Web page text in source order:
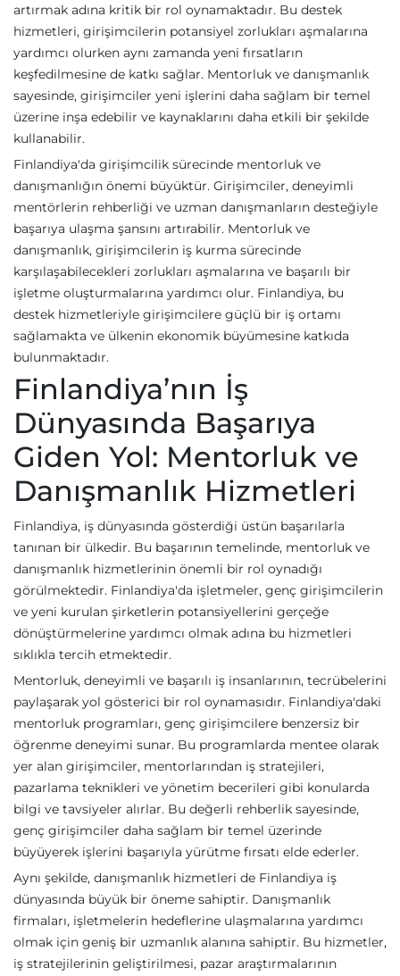
artırmak adına kritik bir rol oynamaktadır. Bu destek
hizmetleri, girişimcilerin potansiyel zorlukları aşmalarına
yardımcı olurken aynı zamanda yeni fırsatların
keşfedilmesine de katkı sağlar. Mentorluk ve danışmanlık
sayesinde, girişimciler yeni işlerini daha sağlam bir temel
üzerine inşa edebilir ve kaynaklarını daha etkili bir şekilde
kullanabilir.
Finlandiya'da girişimcilik sürecinde mentorluk ve
danışmanlığın önemi büyüktür. Girişimciler, deneyimli
mentörlerin rehberliği ve uzman danışmanların desteğiyle
başarıya ulaşma şansını artırabilir. Mentorluk ve
danışmanlık, girişimcilerin iş kurma sürecinde
karşılaşabilecekleri zorlukları aşmalarına ve başarılı bir
işletme oluşturmalarına yardımcı olur. Finlandiya, bu
destek hizmetleriyle girişimcilere güçlü bir iş ortamı
sağlamakta ve ülkenin ekonomik büyümesine katkıda
bulunmaktadır.
Finlandiya’nın İş
Dünyasında Başarıya
Giden Yol: Mentorluk ve
Danışmanlık Hizmetleri
Finlandiya, iş dünyasında gösterdiği üstün başarılarla
tanınan bir ülkedir. Bu başarının temelinde, mentorluk ve
danışmanlık hizmetlerinin önemli bir rol oynadığı
görülmektedir. Finlandiya'da işletmeler, genç girişimcilerin
ve yeni kurulan şirketlerin potansiyellerini gerçeğe
dönüştürmelerine yardımcı olmak adına bu hizmetleri
sıklıkla tercih etmektedir.
Mentorluk, deneyimli ve başarılı iş insanlarının, tecrübelerini
paylaşarak yol gösterici bir rol oynamasıdır. Finlandiya'daki
mentorluk programları, genç girişimcilere benzersiz bir
öğrenme deneyimi sunar. Bu programlarda mentee olarak
yer alan girişimciler, mentorlarından iş stratejileri,
pazarlama teknikleri ve yönetim becerileri gibi konularda
bilgi ve tavsiyeler alırlar. Bu değerli rehberlik sayesinde,
genç girişimciler daha sağlam bir temel üzerinde
büyüyerek işlerini başarıyla yürütme fırsatı elde ederler.
Aynı şekilde, danışmanlık hizmetleri de Finlandiya iş
dünyasında büyük bir öneme sahiptir. Danışmanlık
firmaları, işletmelerin hedeflerine ulaşmalarına yardımcı
olmak için geniş bir uzmanlık alanına sahiptir. Bu hizmetler,
iş stratejilerinin geliştirilmesi, pazar araştırmalarının